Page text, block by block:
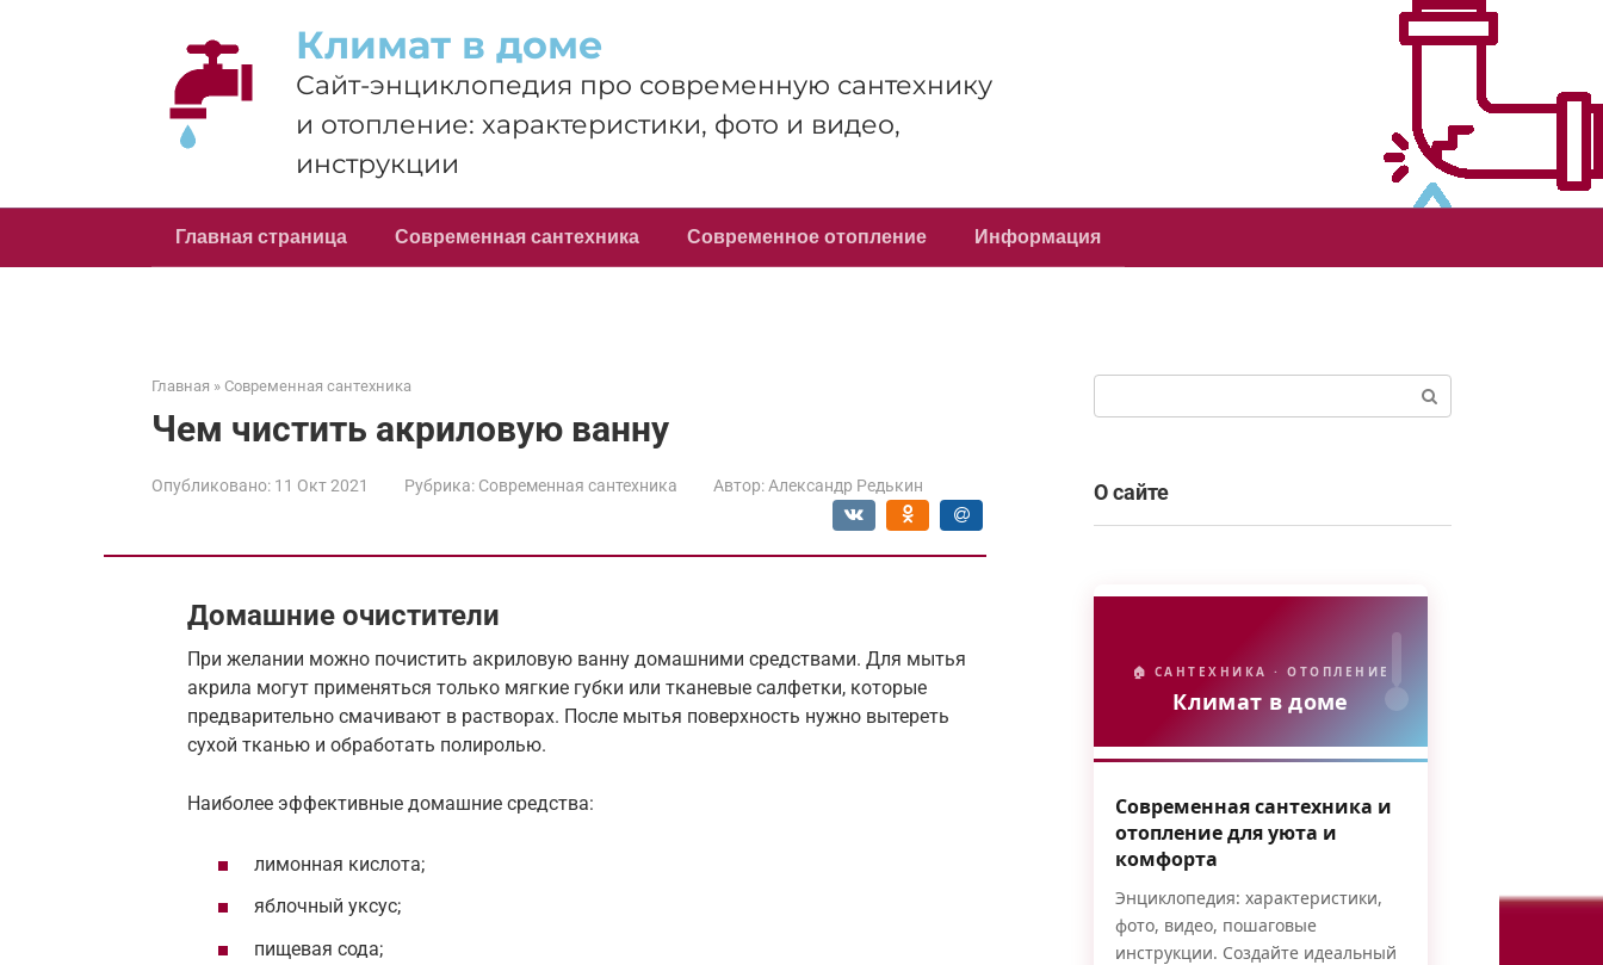
Климат в доме
Сайт-энциклопедия про современную сантехнику
и отопление: характеристики, фото и видео,
инструкции
Главная страница Современная сантехника Современное отопление Информация
Главная » Современная сантехника
Чем чистить акриловую ванну
Опубликовано: 11 Окт 2021 Рубрика: Современная сантехника Автор: Александр Редькин
Домашние очистители
При желании можно почистить акриловую ванну домашними средствами. Для мытья
акрила могут применяться только мягкие губки или тканевые салфетки, которые
предварительно смачивают в растворах. После мытья поверхность нужно вытереть
сухой тканью и обработать полиролью.
Наиболее эффективные домашние средства:
лимонная кислота;
яблочный уксус;
пищевая сода;
О сайте
🏠 САНТЕХНИКА · ОТОПЛЕНИЕ
Климат в доме
Современная сантехника и
отопление для уюта и
комфорта
Энциклопедия: характеристики,
фото, видео, пошаговые
инструкции. Создайте идеальный